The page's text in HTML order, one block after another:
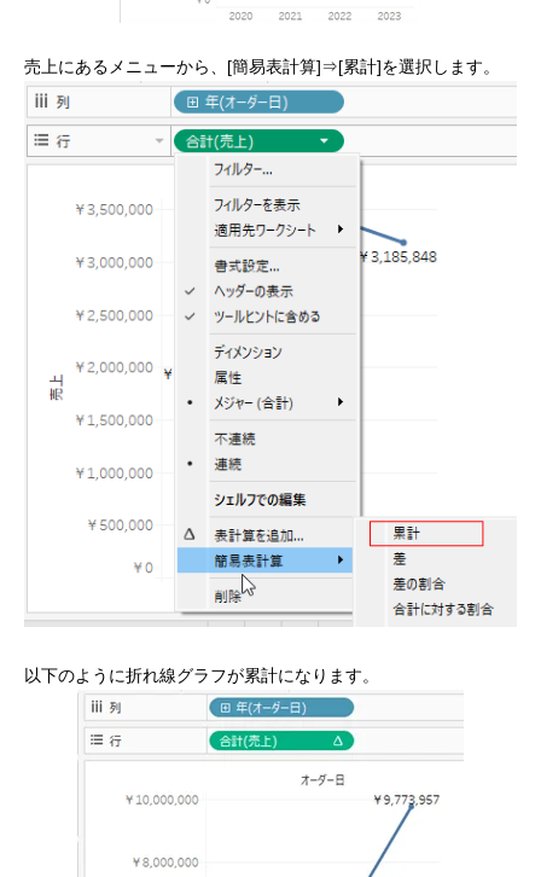
売上にあるメニューから、[簡易表計算]⇒[累計]を選択します。
以下のように折れ線グラフが累計になります。